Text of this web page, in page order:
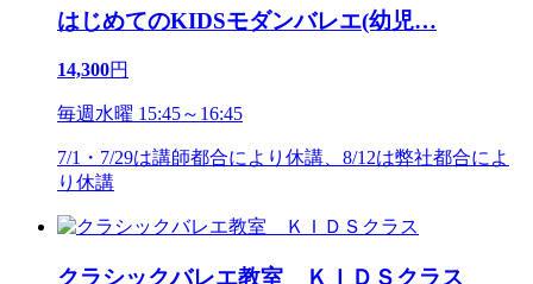
はじめてのKIDSモダンバレエ(幼児…
14,300円
毎週水曜 15:45～16:45
7/1・7/29は講師都合により休講、8/12は弊社都合によ
り休講
クラシックバレエ教室 ＫＩＤＳクラス